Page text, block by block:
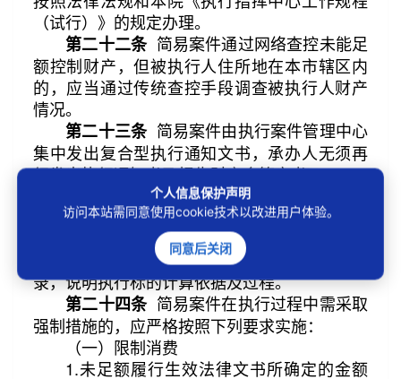
（试行）》的规定办理。
第二十二条简易案件通过网络查控未能足
额控制财产，但被执行人住所地在本市辖区内
的，应当通过传统查控手段调查被执行人财产
情况。
第二十三条简易案件由执行案件管理中心
集中发出复合型执行通知文书，承办人无须再
行发出执行通知书及报告财产令等文书。
执行过程中，当事人提出自动履行的，承
办人应通过短信平台等方式告知实际执行标
的。当事人就执行标的提出异议或要求说明计
算过程的，应向当事人发出书面通知或制作笔
录，说明执行标的计算依据及过程。
第二十四条简易案件在执行过程中需采取
强制措施的，应严格按照下列要求实施：
（一）限制消费
1.未足额履行生效法律文书所确定的金额
个人信息保护声明
访问本站需同意使用cookie技术以改进用户体验。
同意后关闭